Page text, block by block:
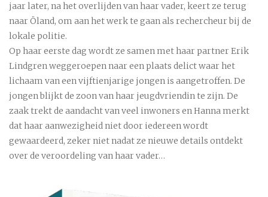
jaar later, na het overlijden van haar vader, keert ze terug
naar Öland, om aan het werk te gaan als rechercheur bij de
lokale politie.
Op haar eerste dag wordt ze samen met haar partner Erik
Lindgren weggeroepen naar een plaats delict waar het
lichaam van een vijftienjarige jongen is aangetroffen. De
jongen blijkt de zoon van haar jeugdvriendin te zijn. De
zaak trekt de aandacht van veel inwoners en Hanna merkt
dat haar aanwezigheid niet door iedereen wordt
gewaardeerd, zeker niet nadat ze nieuwe details ontdekt
over de veroordeling van haar vader…